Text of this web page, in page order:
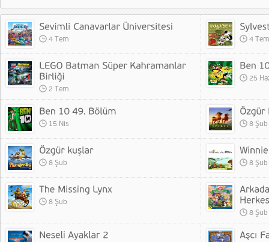
4 Tem 4 Tem
2 Tem
25
15 Nis 8 Şub
8 Şub 8 Şub
8 Şub
8 Şub